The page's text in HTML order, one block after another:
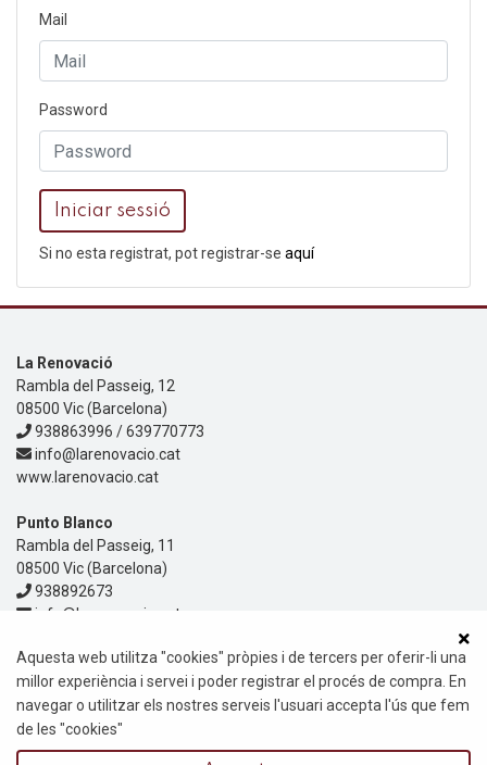
Aquesta web utilitza "cookies" pròpies i de tercers per oferir-li una
millor experiència i servei i poder registrar el procés de compra. En
navegar o utilitzar els nostres serveis l'usuari accepta l'ús que fem
de les "cookies"
Mail
Password
Iniciar sessió
Si no esta registrat, pot registrar-se aquí
La Renovació
Rambla del Passeig, 12
08500 Vic (Barcelona)
938863996 / 639770773
info@larenovacio.cat
www.larenovacio.cat
Punto Blanco
Rambla del Passeig, 11
08500 Vic (Barcelona)
938892673
info@larenovacio.cat
Informació
Política de privacitat
Política de Cookies
Avis Legal
Guia i ajuda